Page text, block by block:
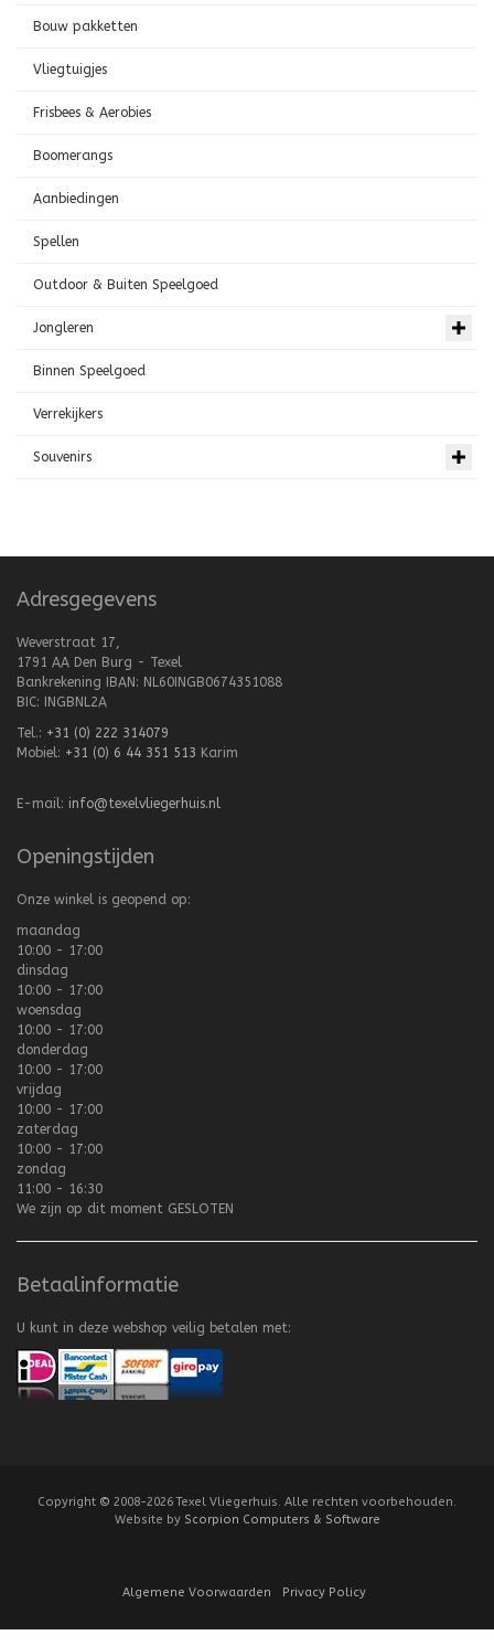
Bouw pakketten
Vliegtuigjes
Frisbees & Aerobies
Boomerangs
Aanbiedingen
Spellen
Outdoor & Buiten Speelgoed
Jongleren
Binnen Speelgoed
Verrekijkers
Souvenirs
Adresgegevens
Weverstraat 17,
1791 AA Den Burg - Texel
Bankrekening IBAN: NL60INGB0674351088
BIC: INGBNL2A
Tel.: +31 (0) 222 314079
Mobiel: +31 (0) 6 44 351 513 Karim
E-mail: info@texelvliegerhuis.nl
Openingstijden
Onze winkel is geopend op:
maandag
10:00 - 17:00
dinsdag
10:00 - 17:00
woensdag
10:00 - 17:00
donderdag
10:00 - 17:00
vrijdag
10:00 - 17:00
zaterdag
10:00 - 17:00
zondag
11:00 - 16:30
We zijn op dit moment GESLOTEN
Betaalinformatie
U kunt in deze webshop veilig betalen met:
Copyright © 2008-2026 Texel Vliegerhuis. Alle rechten voorbehouden.
Website by Scorpion Computers & Software
Algemene Voorwaarden Privacy Policy